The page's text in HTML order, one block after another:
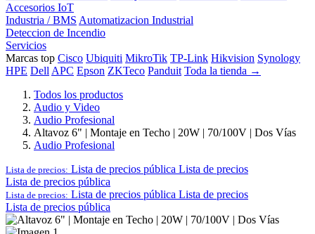
Accesorios IoT
Industria / BMS Automatizacion Industrial
Deteccion de Incendio
Servicios
Marcas top Cisco Ubiquiti MikroTik TP-Link Hikvision Synology
HPE Dell APC Epson ZKTeco Panduit Toda la tienda →
Todos los productos
Audio y Video
Audio Profesional
Altavoz 6" | Montaje en Techo | 20W | 70/100V | Dos Vías
Audio Profesional
Lista de precios: Lista de precios pública Lista de precios
Lista de precios pública
Lista de precios: Lista de precios pública Lista de precios
Lista de precios pública